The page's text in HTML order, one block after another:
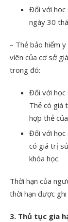
Đối với học
ngày 30
– Thẻ bảo hiểm
viên của cơ sở
trong đó:
Đối với học
Thẻ có giá
hợp thẻ
Đối với học
có giá trị
khóa học.
Thời hạn của
thời hạn được
3. Thủ tục gia